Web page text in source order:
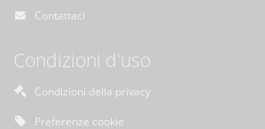
Contattaci
Condizioni d'uso
Condizioni della privacy
Preferenze cookie